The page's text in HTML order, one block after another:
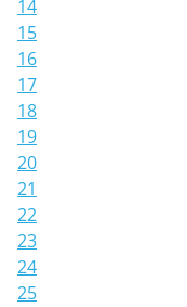
14
15
16
17
18
19
20
21
22
23
24
25